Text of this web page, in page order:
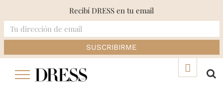
Recibí DRESS en tu email